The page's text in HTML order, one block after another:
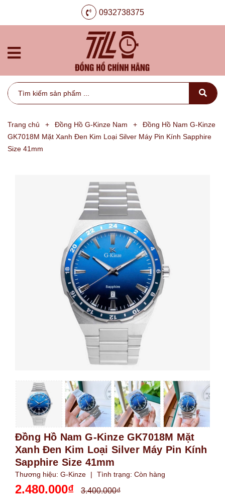
0932738375
Trang chủ + Đồng Hồ G-Kinze Nam +
Đồng Hồ Nam G-Kinze
GK7018M Mặt Xanh Đen Kim Loại Silver Máy Pin Kính Sapphire
Size 41mm
Đồng Hồ Nam G-Kinze GK7018M Mặt
Xanh Đen Kim Loại Silver Máy Pin Kính
Sapphire Size 41mm
Thương hiệu: G-Kinze | Tình trạng: Còn hàng
2.480.000₫ 3.400.000₫